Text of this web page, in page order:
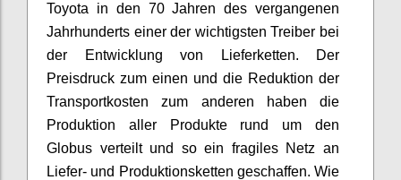
Toyota in den 70 Jahren des vergangenen
Jahrhunderts einer der wichtigsten Treiber bei
der Entwicklung von Lieferketten. Der
Preisdruck zum einen und die Reduktion der
Transportkosten zum anderen haben die
Produktion aller Produkte rund um den
Globus verteilt und so ein fragiles Netz an
Liefer- und Produktionsketten geschaffen. Wie